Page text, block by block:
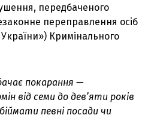
передбаченого
переправлення осіб
Кримінального
покарання —
від семи до дев’яти років
певні посади чи